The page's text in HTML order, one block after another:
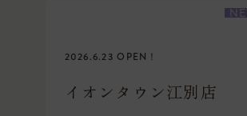
2026.6.23 OPEN！
イオンタウン江別店